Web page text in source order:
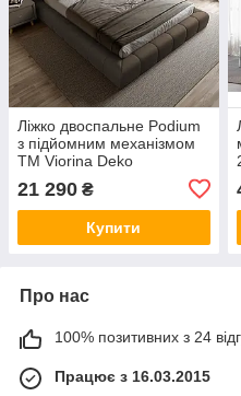
Ліжко двоспальне Podium
з підйомним механізмом
TM Viorina Deko
21 290 ₴
Купити
Про нас
100% позитивних з 24
Працює з 16.03.2015